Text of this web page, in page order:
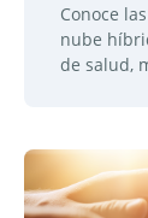
Conoce
nube
de salud,